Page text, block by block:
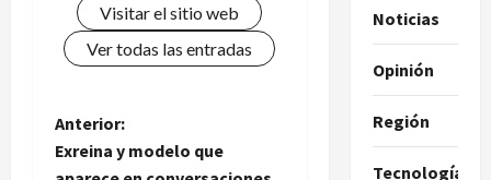
Visitar el sitio web
Ver todas las entradas
N
Anterior:
Exreina y modelo que
Noticias
Opinión
Región
Tecnología